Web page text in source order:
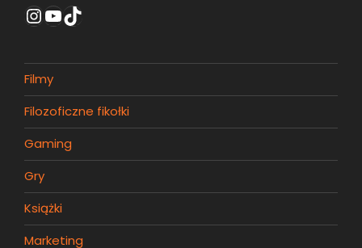
Instagram
YouTube
TikTok
Filmy
Filozoficzne fikołki
Gaming
Gry
Książki
Marketing